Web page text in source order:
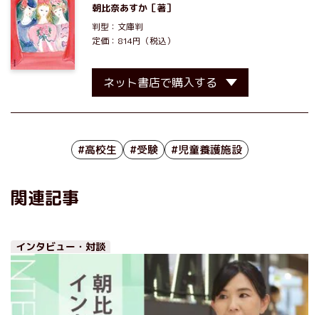
朝比奈あすか ［著］
判型：文庫判
定価：814円（税込）
ネット書店で購入する
#高校生 #受験 #児童養護施設
関連記事
インタビュー・対談